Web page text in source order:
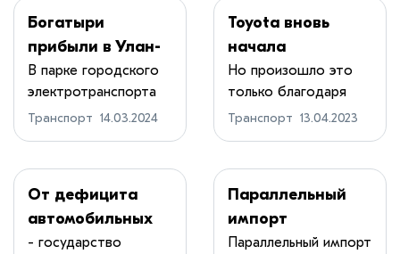
Богатыри
прибыли в Улан-
Удэ: Новые
российские
трамваи вышли
на маршруты
В парке городского
электротранспорта
Улан-Удэ в ма...
Транспорт 14.03.2024
​Toyota вновь
начала
поставлять в
Россию запчасти
Но произошло это
только благодаря
судебному решени...
Транспорт 13.04.2023
От дефицита
автомобильных
запчастей Россию
- государство
Параллельный
импорт
автомобилей и
Параллельный импорт